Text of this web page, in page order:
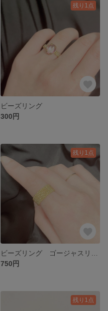
残り1点
ビーズリング
300円
残り1点
750円
残り1点